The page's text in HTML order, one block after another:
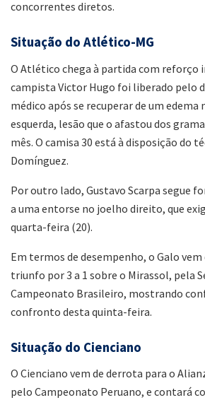
concorrentes diretos.
Situação do Atlético-MG
O Atlético chega à partida com reforço
campista Victor Hugo foi liberado pelo
médico após se recuperar de um edema
esquerda, lesão que o afastou dos
mês. O camisa 30 está à disposição do
Domínguez.
Por outro lado, Gustavo Scarpa segue
a uma entorse no joelho direito, que
quarta-feira (20).
Em termos de desempenho, o Galo
triunfo por 3 a 1 sobre o Mirassol, pela
Campeonato Brasileiro, mostrando
confronto desta quinta-feira.
Situação do Cienciano
O Cienciano vem de derrota para o
pelo Campeonato Peruano, e contará